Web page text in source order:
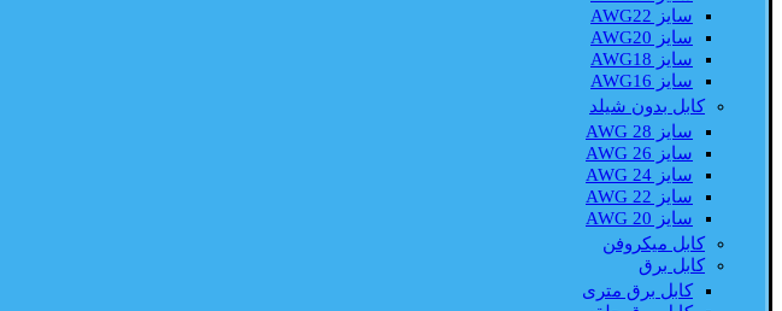
سایز AWG22
سایز AWG20
سایز AWG18
سایز AWG16
کابل بدون شیلد
سایز AWG 28
سایز AWG 26
سایز AWG 24
سایز AWG 22
سایز AWG 20
کابل میکروفن
کابل برق
کابل برق متری